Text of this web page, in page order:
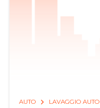
AUTO LAVAGGIO AUTO